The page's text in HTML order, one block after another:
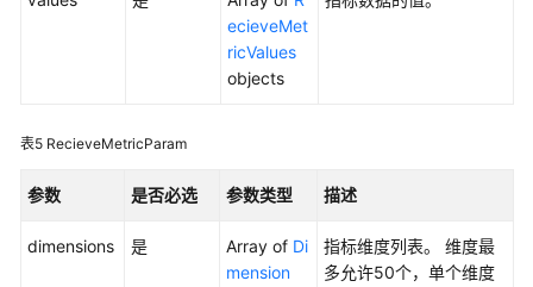
（吉
域）
ecieveMet
ricValues
objects
表5 RecieveMetricParam
参数 是否必选 参数类型 描述
dimensions 是 Array of Di
mension
指标维度列表。 维度最
多允许50个，单个维度